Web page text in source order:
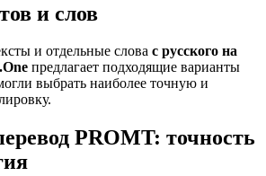
и слов
и отдельные слова с русского на
предлагает подходящие варианты
выбрать наиболее точную и
PROMT: точность